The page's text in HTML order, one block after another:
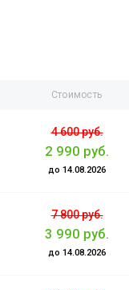
Стоимость
4 600 руб.
2 990 руб.
до 14.08.2026
7 800 руб.
3 990 руб.
до 14.08.2026